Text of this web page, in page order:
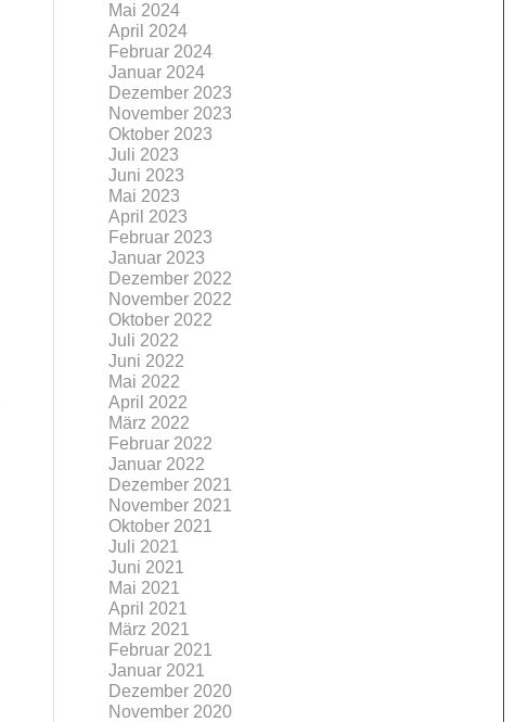
Mai 2024
April 2024
Februar 2024
Januar 2024
Dezember 2023
November 2023
Oktober 2023
Juli 2023
Juni 2023
Mai 2023
April 2023
Februar 2023
Januar 2023
Dezember 2022
November 2022
Oktober 2022
Juli 2022
Juni 2022
Mai 2022
April 2022
März 2022
Februar 2022
Januar 2022
Dezember 2021
November 2021
Oktober 2021
Juli 2021
Juni 2021
Mai 2021
April 2021
März 2021
Februar 2021
Januar 2021
Dezember 2020
November 2020